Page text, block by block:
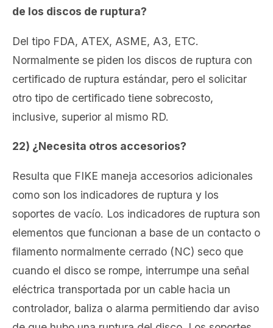
de los discos de ruptura?
Del tipo FDA, ATEX, ASME, A3, ETC.
Normalmente se piden los discos de ruptura con
certificado de ruptura estándar, pero el solicitar
otro tipo de certificado tiene sobrecosto,
inclusive, superior al mismo RD.
22) ¿Necesita otros accesorios?
Resulta que FIKE maneja accesorios adicionales
como son los indicadores de ruptura y los
soportes de vacío. Los indicadores de ruptura son
elementos que funcionan a base de un contacto o
filamento normalmente cerrado (NC) seco que
cuando el disco se rompe, interrumpe una señal
eléctrica transportada por un cable hacia un
controlador, baliza o alarma permitiendo dar aviso